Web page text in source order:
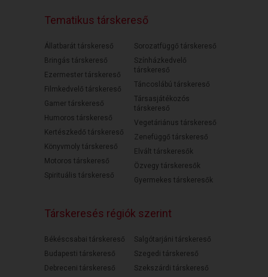
Tematikus társkereső
Állatbarát társkereső
Bringás társkereső
Ezermester társkereső
Filmkedvelő társkereső
Gamer társkereső
Humoros társkereső
Kertészkedő társkereső
Könyvmoly társkereső
Motoros társkereső
Spirituális társkereső
Sorozatfüggő társkereső
Színházkedvelő
társkereső
Táncoslábú társkereső
Társasjátékozós
társkereső
Vegetáriánus társkereső
Zenefüggő társkereső
Elvált társkeresők
Özvegy társkeresők
Gyermekes társkeresők
Társkeresés régiók szerint
Békéscsabai társkereső
Budapesti társkereső
Debreceni társkereső
Salgótarjáni társkereső
Szegedi társkereső
Szekszárdi társkereső